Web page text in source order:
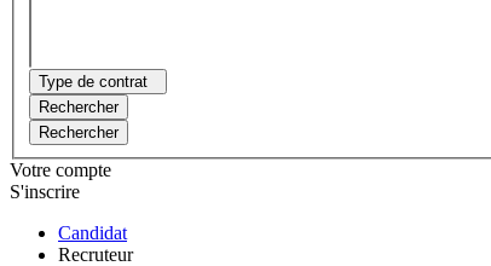
Type de contrat
Rechercher
Rechercher
Votre compte
S'inscrire
Candidat
Recruteur